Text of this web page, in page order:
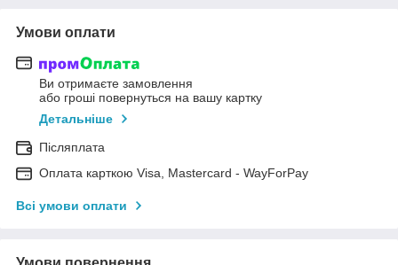
Умови оплати
Ви отримаєте замовлення
або гроші повернуться на вашу картку
Детальніше
Післяплата
Оплата карткою Visa, Mastercard - WayForPay
Всі умови оплати